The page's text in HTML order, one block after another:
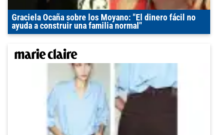
Graciela Ocaña sobre los Moyano: "El dinero fácil no
ayuda a construir una familia normal"